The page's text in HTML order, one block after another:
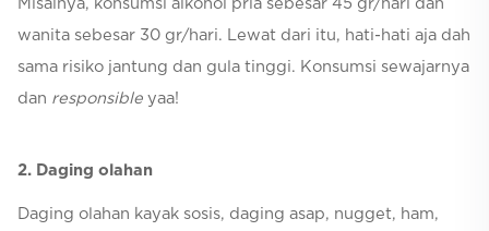
Misalnya, konsumsi alkohol pria sebesar 45 gr/hari dan
wanita sebesar 30 gr/hari. Lewat dari itu, hati-hati aja dah
sama risiko jantung dan gula tinggi. Konsumsi sewajarnya
dan responsible yaa!
2. Daging olahan
Daging olahan kayak sosis, daging asap, nugget, ham,